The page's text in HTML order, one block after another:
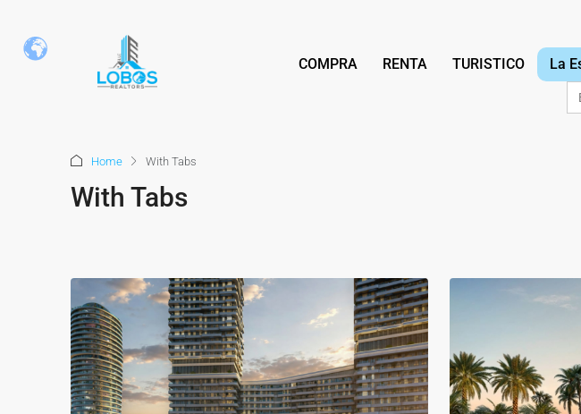
COMPRA
RENTA TURISTICO La
Home With Tabs
With Tabs